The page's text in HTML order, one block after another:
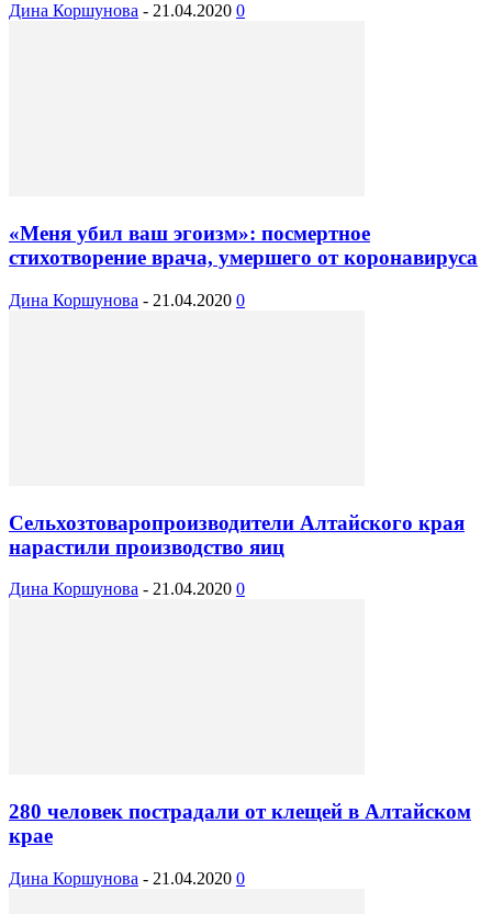
Дина Коршунова - 21.04.2020 0
«Меня убил ваш эгоизм»: посмертное
стихотворение врача, умершего от коронавируса
Дина Коршунова - 21.04.2020 0
Сельхозтоваропроизводители Алтайского края
нарастили производство яиц
Дина Коршунова - 21.04.2020 0
280 человек пострадали от клещей в Алтайском
крае
Дина Коршунова - 21.04.2020 0